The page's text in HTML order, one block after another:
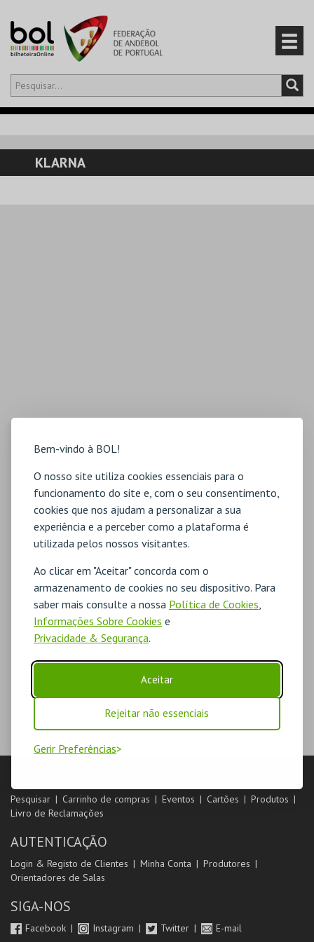
Bem-vindo à BOL!
O nosso site utiliza cookies essenciais para o
funcionamento do site e, com o seu consentimento,
cookies que nos ajudam a personalizar a sua
experiência e a perceber como a plataforma é
utilizada pelos nossos visitantes.
Ao clicar em "Aceitar" concorda com o
armazenamento de cookies no seu dispositivo. Para
saber mais consulte a nossa Política de Cookies,
Informações Sobre Cookies e
Privacidade & Segurança.
Aceitar
Rejeitar não essenciais
Gerir Preferências
Olá,iniciar sessão
CARRINHO
EVENTOS
KLARNA
Pesquisar Carrinho de compras Eventos Cartões
Produtos
Livro de Reclamações
AUTENTICAÇÃO
Login & Registo de Clientes Minha Conta
Produtores
Orientadores de Salas
SIGA-NOS
Facebook Instagram Twitter E-mail